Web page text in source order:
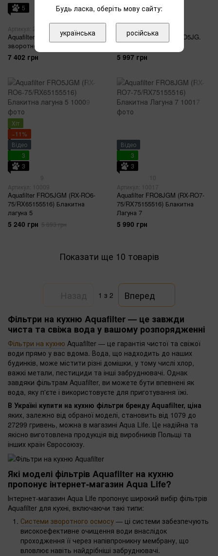
5
Артикул: 21405
Aquafilter RO600GPD - система
зворотного осмосу
7 402 грн
3
Артикул: 1306514
Aquafilter FRO5JG (FRO5JG.
/RX55249516)
5 997 грн
Хіт
−11%
Відео
3
3
9
Артикул: 10009
Aquafilter FRO5JGM (RX-RO6-
75/RX65155516) Блакитна
лагуна 5
5 240 грн 5 893 грн
Відео
3
3
10
Артикул: 10017
Aquafilter FRO8JGM (RX-RO7-
75/RX75155516) Блакитна
Лагуна 7
5 990 грн
Показати ще 10 товарів
1 з 2
Вперед
Фільтри на кухню Aquafilter — це завжди
чиста та свіжа вода у вашому розпорядженні
Фільтри на кухню Aquafilter — це гарантія чистої та свіжої
води прямо у вас вдома. Вода, що надходить до наших
будинків, може містити різні домішки, у тому числі хлор,
важкі метали, пестициди та інші забруднювачі. Однак
завдяки фільтрам Aquafilter, ви можете бути впевнені як
вода, яку п'єте і використовуєте для приготування їжі.
В Україні купити на кухню фільтри бренду Aquafilter, ціна
яких, залежно від обраної моделі, становить від 1079 до
27299 гривень, можна в магазині Aqua Life. Це надійна та
якісно виготовлена продукція від виробників Польщі та
інших країн Євросоюзу.
Які моделі фільтрів Aquafilter на кухню
пропонує інтернет-магазин Aqua Life?
Інтернет-магазин Aqua Life пропонує широкий вибір фільтрів
Aquafilter для кухні, включаючи такі типи:
Системи зворотного осмосу — ці системи забезпечують
високоефективне очищення води внаслідок
проходження її через напівпроникну мембрану, що
вловлює навіть найдрібніші забруднювачі.
Будь ласка, оберіть мову сайту:
українська російська